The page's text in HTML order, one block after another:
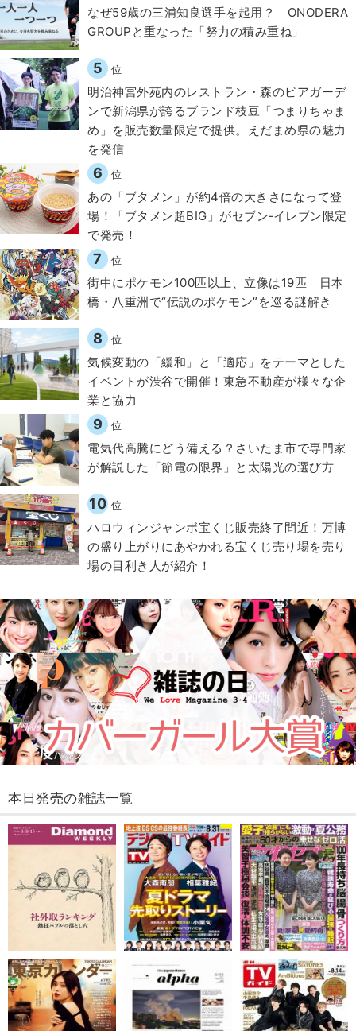
なぜ59歳の三浦知良選手を起用？ ONODERA
GROUPと重なった「努力の積み重ね」
5 位
明治神宮外苑内のレストラン・森のビアガーデ
ンで新潟県が誇るブランド枝豆「つまりちゃま
め」を販売数量限定で提供。えだまめ県の魅力
を発信
6 位
あの「ブタメン」が約4倍の大きさになって登
場！「ブタメン超BIG」がセブン‐イレブン限定
で発売！
7 位
街中にポケモン100匹以上、立像は19匹 日本
橋・八重洲で“伝説のポケモン”を巡る謎解き
8 位
気候変動の「緩和」と「適応」をテーマとした
イベントが渋谷で開催！東急不動産が様々な企
業と協力
9 位
電気代高騰にどう備える？さいたま市で専門家
が解説した「節電の限界」と太陽光の選び方
10 位
ハロウィンジャンボ宝くじ販売終了間近！万博
の盛り上がりにあやかれる宝くじ売り場を売り
場の目利き人が紹介！
本日発売の雑誌一覧